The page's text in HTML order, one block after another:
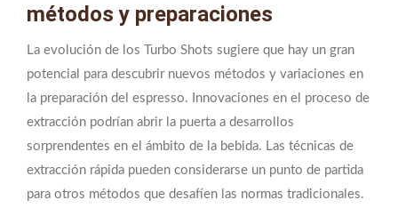
métodos y preparaciones
La evolución de los Turbo Shots sugiere que hay un gran
potencial para descubrir nuevos métodos y variaciones en
la preparación del espresso. Innovaciones en el proceso de
extracción podrían abrir la puerta a desarrollos
sorprendentes en el ámbito de la bebida. Las técnicas de
extracción rápida pueden considerarse un punto de partida
para otros métodos que desafíen las normas tradicionales.